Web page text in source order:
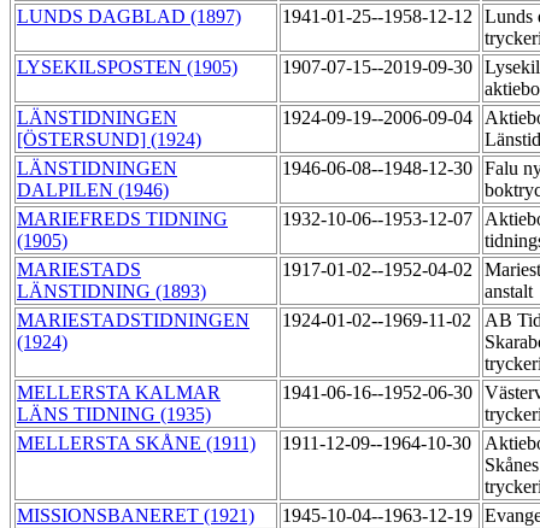
LUNDS DAGBLAD (1897)
1941-01-25--1958-12-12
Lunds
LYSEKILSPOSTEN (1905)
1907-07-15--2019-09-30
LÄNSTIDNINGEN
[ÖSTERSUND] (1924)
1924-09-19--2006-09-04
LÄNSTIDNINGEN
DALPILEN (1946)
1946-06-08--1948-12-30 Falu
MARIEFREDS TIDNING
(1905)
1932-10-06--1953-12-07
MARIESTADS
LÄNSTIDNING (1893)
1917-01-02--1952-04-02
anstalt
MARIESTADSTIDNINGEN
(1924)
1924-01-02--1969-11-02
AB
MELLERSTA KALMAR
LÄNS TIDNING (1935)
1941-06-16--1952-06-30
MELLERSTA SKÅNE (1911)
1911-12-09--1964-10-30
MISSIONSBANERET (1921)
1945-10-04--1963-12-19